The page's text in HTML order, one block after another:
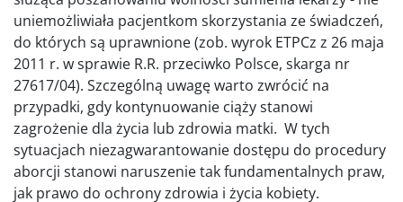
uniemożliwiała pacjentkom skorzystania ze świadczeń,
do których są uprawnione (zob. wyrok ETPCz z 26 maja
2011 r. w sprawie R.R. przeciwko Polsce, skarga nr
27617/04). Szczególną uwagę warto zwrócić na
przypadki, gdy kontynuowanie ciąży stanowi
zagrożenie dla życia lub zdrowia matki. W tych
sytuacjach niezagwarantowanie dostępu do procedury
aborcji stanowi naruszenie tak fundamentalnych praw,
jak prawo do ochrony zdrowia i życia kobiety.